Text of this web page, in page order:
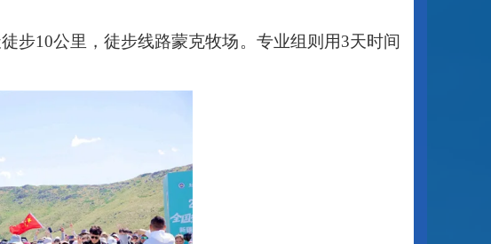
步10公里，徒步线路蒙克牧场。专业组则用3天时间